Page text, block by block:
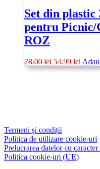
Set din plastic
pentru Picnic/
ROZ
78.00lei Prețul
inițial
54.99 lei Prețul
curent
Termeni și condiții
Politica de utilizare cookie-uri
Prelucrarea datelor cu caracter
Politica cookie-uri (UE)